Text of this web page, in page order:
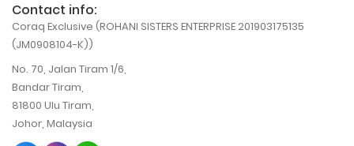
Contact info:
Coraq Exclusive (ROHANI SISTERS ENTERPRISE 201903175135
(JM0908104-K))
No. 70, Jalan Tiram 1/6,
Bandar Tiram,
81800 Ulu Tiram,
Johor, Malaysia